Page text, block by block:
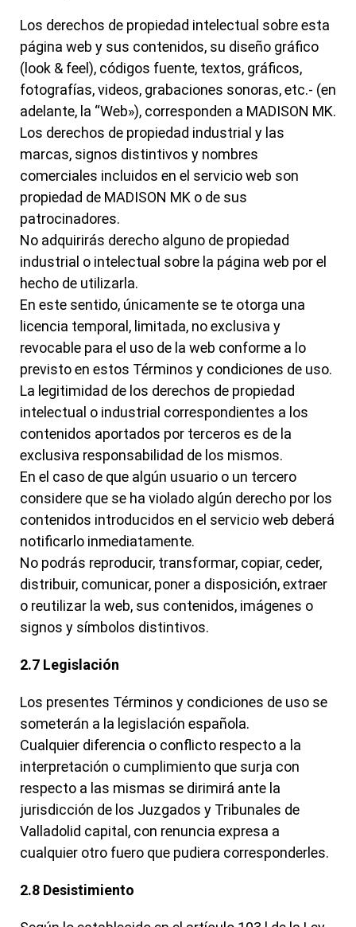
Los derechos de propiedad intelectual sobre esta
página web y sus contenidos, su diseño gráfico
(look & feel), códigos fuente, textos, gráficos,
fotografías, videos, grabaciones sonoras, etc.- (en
adelante, la “Web»), corresponden a MADISON MK.
Los derechos de propiedad industrial y las
marcas, signos distintivos y nombres
comerciales incluidos en el servicio web son
propiedad de MADISON MK o de sus
patrocinadores.
No adquirirás derecho alguno de propiedad
industrial o intelectual sobre la página web por el
hecho de utilizarla.
En este sentido, únicamente se te otorga una
licencia temporal, limitada, no exclusiva y
revocable para el uso de la web conforme a lo
previsto en estos Términos y condiciones de uso.
La legitimidad de los derechos de propiedad
intelectual o industrial correspondientes a los
contenidos aportados por terceros es de la
exclusiva responsabilidad de los mismos.
En el caso de que algún usuario o un tercero
considere que se ha violado algún derecho por los
contenidos introducidos en el servicio web deberá
notificarlo inmediatamente.
No podrás reproducir, transformar, copiar, ceder,
distribuir, comunicar, poner a disposición, extraer
o reutilizar la web, sus contenidos, imágenes o
signos y símbolos distintivos.
2.7 Legislación
Los presentes Términos y condiciones de uso se
someterán a la legislación española.
Cualquier diferencia o conflicto respecto a la
interpretación o cumplimiento que surja con
respecto a las mismas se dirimirá ante la
jurisdicción de los Juzgados y Tribunales de
Valladolid capital, con renuncia expresa a
cualquier otro fuero que pudiera corresponderles.
2.8 Desistimiento